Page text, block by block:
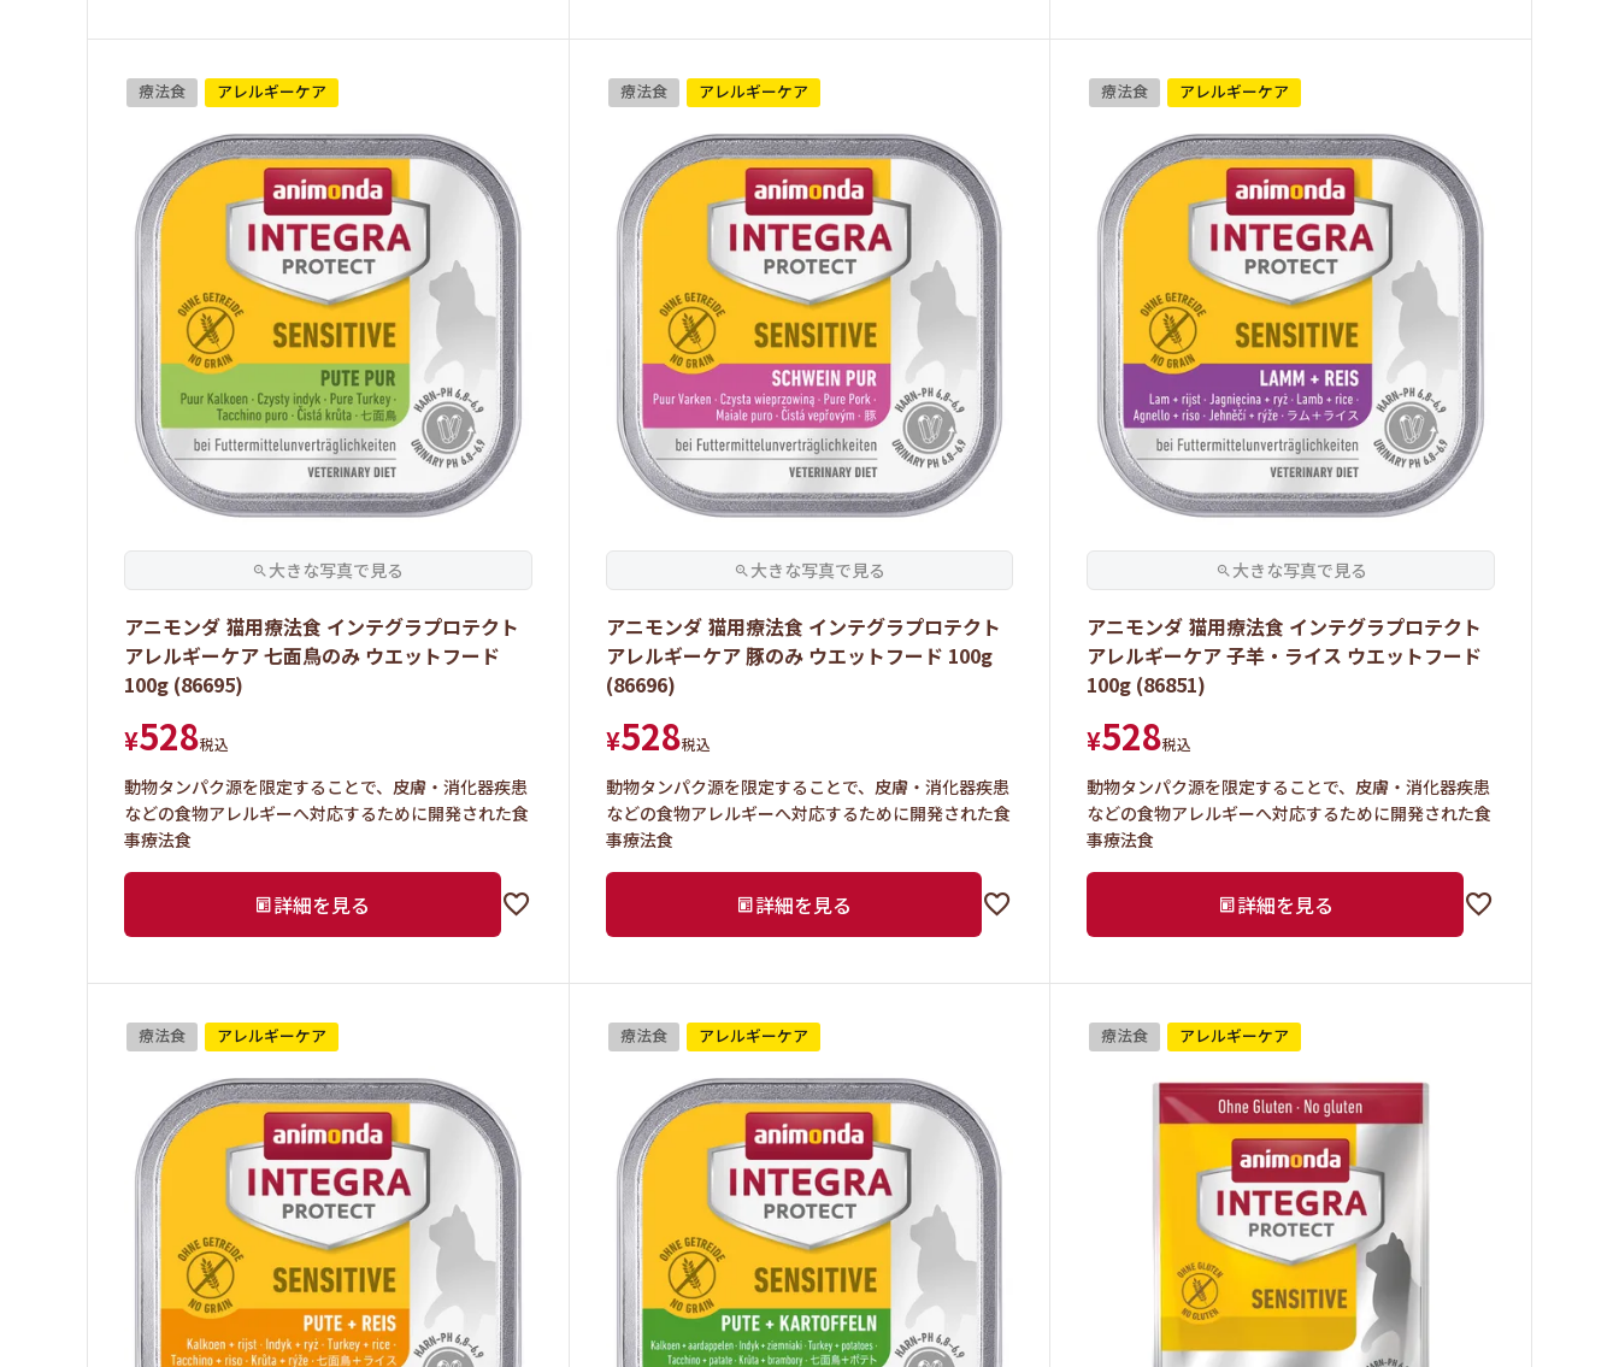
療法食 アレルギーケア
アニモンダ 猫用療法食 インテグラプロテクト
アレルギーケア 七面鳥のみ ウエットフード
100g (86695)
¥528税込
動物タンパク源を限定することで、皮膚・消化器疾患
などの食物アレルギーへ対応するために開発された食
事療法食
詳細を見る
療法食 アレルギーケア
アニモンダ 猫用療法食 インテグラプロテクト
アレルギーケア 豚のみ ウエットフード 100g
(86696)
¥528税込
動物タンパク源を限定することで、皮膚・消化器疾患
などの食物アレルギーへ対応するために開発された食
事療法食
詳細を見る
療法食 アレルギーケア
アニモンダ 猫用療法食 インテグラプロテクト
アレルギーケア 子羊・ライス ウエットフード
100g (86851)
¥528税込
動物タンパク源を限定することで、皮膚・消化器疾患
などの食物アレルギーへ対応するために開発された食
事療法食
詳細を見る
療法食 アレルギーケア 療法食 アレルギーケア 療法食 アレルギーケア